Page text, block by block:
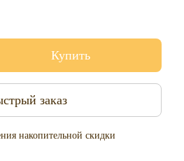
Купить
заказ
накопительной скидки